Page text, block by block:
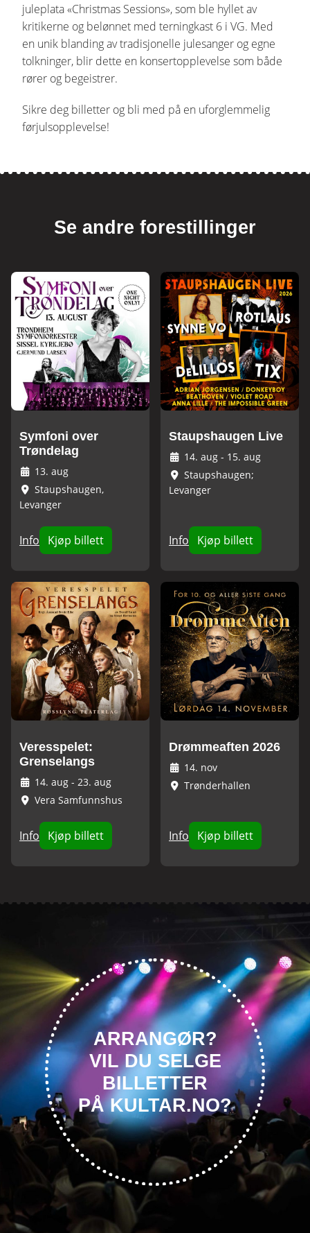
juleplata «Christmas Sessions», som ble hyllet av
kritikerne og belønnet med terningkast 6 i VG. Med
en unik blanding av tradisjonelle julesanger og egne
tolkninger, blir dette en konsertopplevelse som både
rører og begeistrer.
Sikre deg billetter og bli med på en uforglemmelig
førjulsopplevelse!
Se andre forestillinger
Symfoni over
Trøndelag
13. aug
Staupshaugen,
Levanger
Info Kjøp billett
Staupshaugen Live
14. aug - 15. aug
Staupshaugen;
Levanger
Info Kjøp billett
Veresspelet:
Grenselangs
14. aug - 23. aug
Vera Samfunnshus
Info Kjøp billett
Drømmeaften 2026
14. nov
Trønderhallen
Info Kjøp billett
ARRANGØR?
VIL DU SELGE
BILLETTER
PÅ KULTAR.NO?